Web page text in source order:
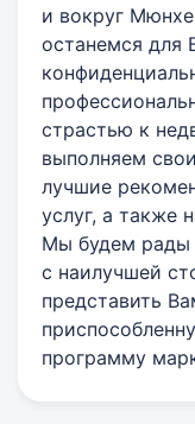
и вокруг
останемся для
страстью к
выполняем
лучшие
услуг, а также
Мы будем рады
с наилучшей
представить
программу